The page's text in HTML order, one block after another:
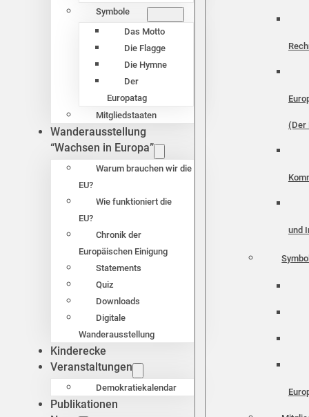
Symbole
Das Motto
Die Flagge
Die Hymne
Der
Europatag
Mitgliedstaaten
Wanderausstellung
“Wachsen in Europa”
Warum brauchen wir die
EU?
Wie funktioniert die
EU?
Chronik der
Europäischen Einigung
Statements
Quiz
Downloads
Digitale
Wanderausstellung
Kinderecke
Veranstaltungen
Demokratiekalendar
Publikationen
(Der
und